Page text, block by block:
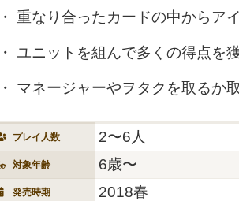
重なり合ったカードの中からア
ユニットを組んで多くの得点を
マネージャーやヲタクを取るか
プレイ人数 2〜6人
対象年齢 6歳〜
発売時期 2018春